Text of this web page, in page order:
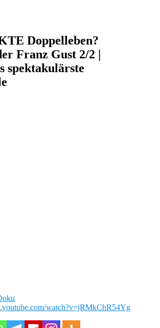
Doppelleben?
Franz Gust 2/2 |
spektakulärste
watch?v=jRMkChR54Yg